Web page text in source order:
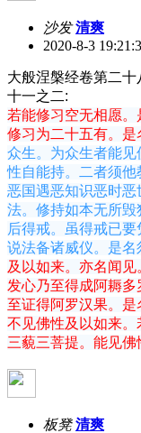
沙发 清爽
2020-8-3
大般涅槃经卷第二
十一之二:
若能修习空无相愿
修习为二十五有。是
众生。为众生者能
性自能持。二者须
恶国遇恶知识恶时
法。修持如本无所
后得戒。虽得戒已
说法备诸威仪。是名
及以如来。亦名闻
发心乃至得成阿耨
至证得阿罗汉果。是
不见佛性及以如来
三藐三菩提。能见佛
板凳 清爽